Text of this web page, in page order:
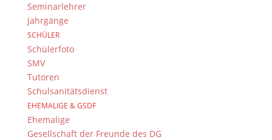
Seminarlehrer
Jahrgänge
SCHÜLER
Schülerfoto
SMV
Tutoren
Schulsanitätsdienst
EHEMALIGE & GSDF
Ehemalige
Gesellschaft der Freunde des DG
Newsarchiv
Das DG
Dientzenhofer-Gymnasium Bamberg
Feldkirchenstr. 20-22
96052 Bamberg